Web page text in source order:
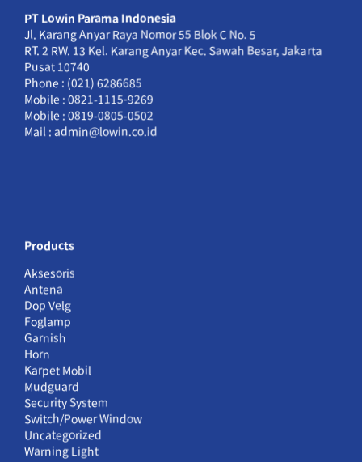
PT Lowin Parama Indonesia
Jl. Karang Anyar Raya Nomor 55 Blok C No. 5
RT. 2 RW. 13 Kel. Karang Anyar Kec. Sawah Besar, Jakarta
Pusat 10740
Phone : (021) 6286685
Mobile : 0821-1115-9269
Mobile : 0819-0805-0502
Mail : admin@lowin.co.id
Products
Aksesoris
Antena
Dop Velg
Foglamp
Garnish
Horn
Karpet Mobil
Mudguard
Security System
Switch/Power Window
Uncategorized
Warning Light